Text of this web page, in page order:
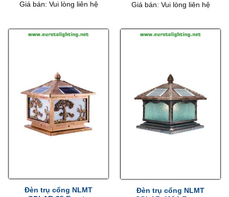
Giá bán: Vui lòng liên hệ
Giá bán: Vui lòng liên hệ
Đèn trụ cổng NLMT
Đèn trụ cổng NLMT